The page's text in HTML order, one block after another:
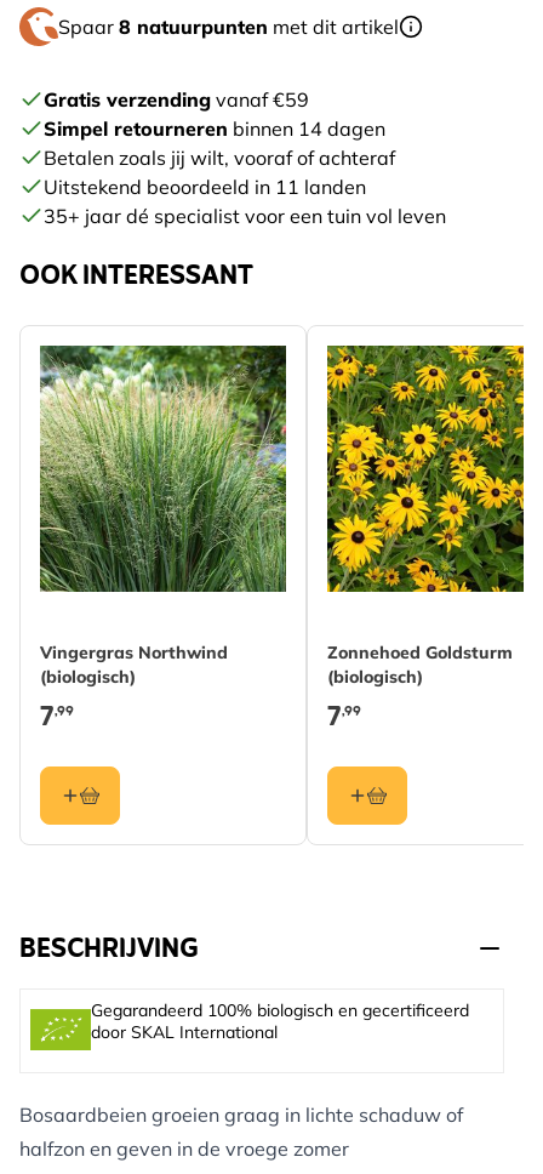
Spaar 8 natuurpunten met dit artikel
Gratis verzending vanaf €59
Simpel retourneren binnen 14 dagen
Betalen zoals jij wilt, vooraf of achteraf
Uitstekend beoordeeld in 11 landen
35+ jaar dé specialist voor een tuin vol leven
OOK INTERESSANT
Vingergras Northwind
(biologisch)
7,99
Zonnehoed Goldsturm
(biologisch)
7,99
BESCHRIJVING
Gegarandeerd 100% biologisch en gecertificeerd
door SKAL International
Bosaardbeien groeien graag in lichte schaduw of
halfzon en geven in de vroege zomer